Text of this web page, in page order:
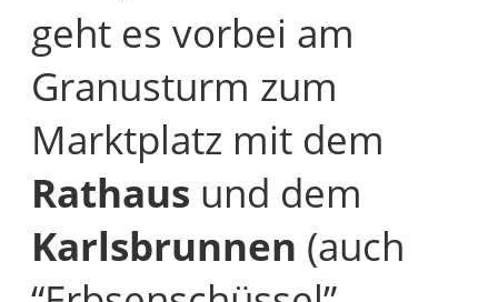
geht es vorbei am
Granusturm zum
Marktplatz mit dem
Rathaus und dem
Karlsbrunnen (auch